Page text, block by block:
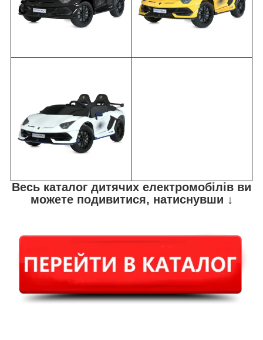
Весь каталог дитячих електромобілів ви
можете подивитися, натиснувши ↓